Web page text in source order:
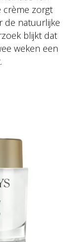
crème zorgt
de natuurlijke
blijkt dat
weken een